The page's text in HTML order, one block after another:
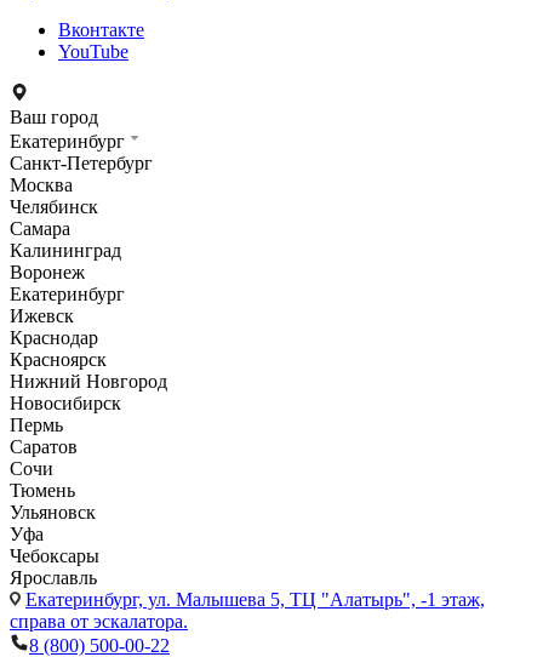
Вконтакте
YouTube
Ваш город
Екатеринбург
Санкт-Петербург
Москва
Челябинск
Самара
Калининград
Воронеж
Екатеринбург
Ижевск
Краснодар
Красноярск
Нижний Новгород
Новосибирск
Пермь
Саратов
Сочи
Тюмень
Ульяновск
Уфа
Чебоксары
Ярославль
Екатеринбург, ул. Малышева 5, ТЦ "Алатырь", -1 этаж,
справа от эскалатора.
8 (800) 500-00-22